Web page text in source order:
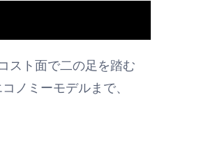
スト面で二の足を踏む
ノミーモデルまで、